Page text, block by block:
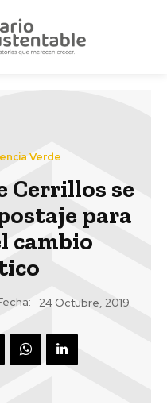
Verde
Cerrillos se
para
cambio
24 Octubre, 2019